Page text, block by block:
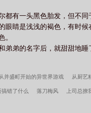
都有一头黑色胎发，但不同
眼睛是浅浅的褐色，有时候
。
弟弟的名字后，就甜甜地睡
从并盛町开始的异世界游戏 从厨艺
错了什么 落刀梅风 上司总撩